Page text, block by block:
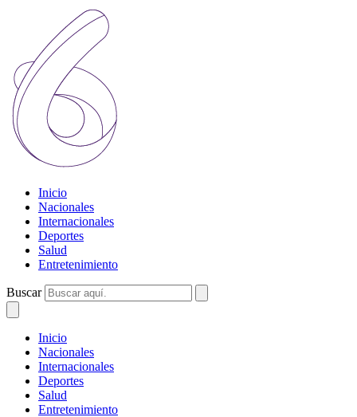
Inicio
Nacionales
Internacionales
Deportes
Salud
Entretenimiento
Buscar
Inicio
Nacionales
Internacionales
Deportes
Salud
Entretenimiento